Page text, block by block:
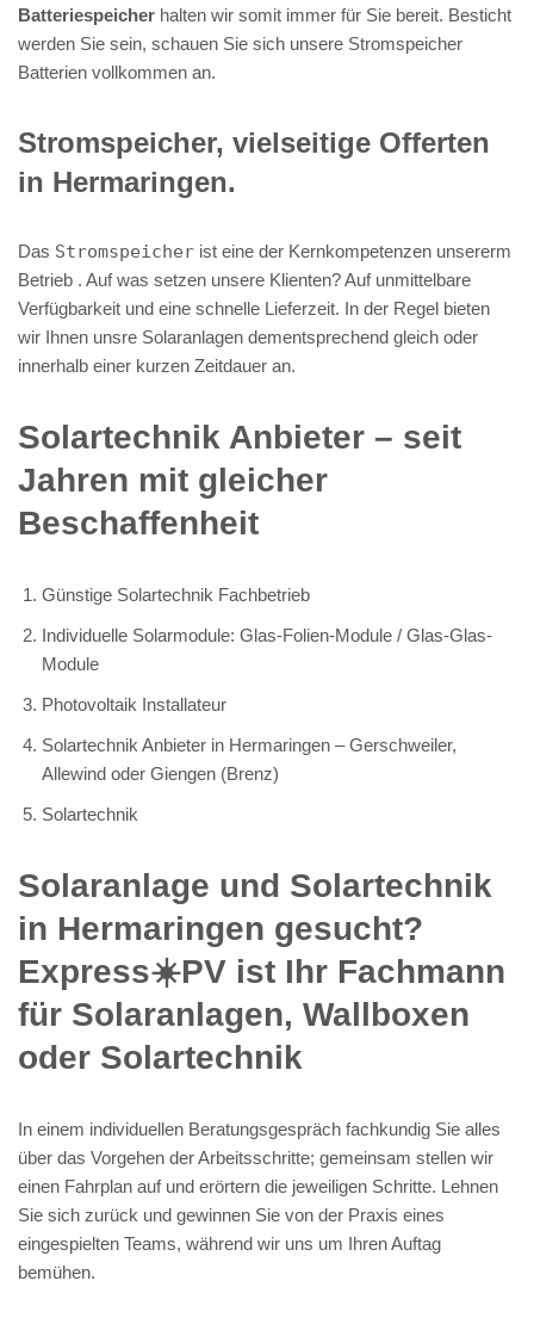
Batteriespeicher halten wir somit immer für Sie bereit. Besticht
werden Sie sein, schauen Sie sich unsere Stromspeicher
Batterien vollkommen an.
Stromspeicher, vielseitige Offerten
in Hermaringen.
Das Stromspeicher ist eine der Kernkompetenzen unsererm
Betrieb . Auf was setzen unsere Klienten? Auf unmittelbare
Verfügbarkeit und eine schnelle Lieferzeit. In der Regel bieten
wir Ihnen unsre Solaranlagen dementsprechend gleich oder
innerhalb einer kurzen Zeitdauer an.
Solartechnik Anbieter – seit
Jahren mit gleicher
Beschaffenheit
Günstige Solartechnik Fachbetrieb
Individuelle Solarmodule: Glas-Folien-Module / Glas-Glas-
Module
Photovoltaik Installateur
Solartechnik Anbieter in Hermaringen – Gerschweiler,
Allewind oder Giengen (Brenz)
Solartechnik
Solaranlage und Solartechnik
in Hermaringen gesucht?
Express☀️PV️ ist Ihr Fachmann
für Solaranlagen, Wallboxen
oder Solartechnik
In einem individuellen Beratungsgespräch fachkundig Sie alles
über das Vorgehen der Arbeitsschritte; gemeinsam stellen wir
einen Fahrplan auf und erörtern die jeweiligen Schritte. Lehnen
Sie sich zurück und gewinnen Sie von der Praxis eines
eingespielten Teams, während wir uns um Ihren Auftag
bemühen.